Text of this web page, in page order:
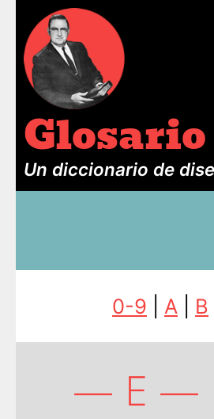
Un diccionario de
0-9 A B
— E —